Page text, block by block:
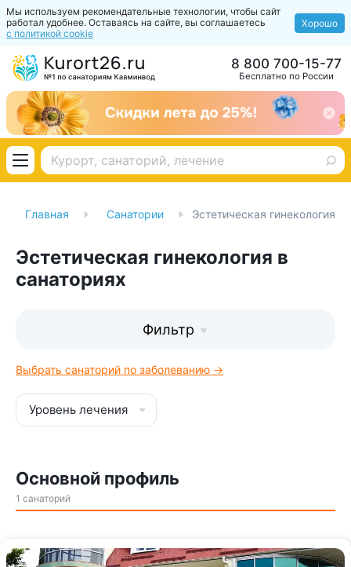
Мы используем рекомендательные технологии, чтобы сайт
работал удобнее. Оставаясь на сайте, вы соглашаетесь
с политикой cookie
Хорошо
Бесплатно по России
8 800 700-15-77
Главная Санатории Эстетическая гинекология
Эстетическая гинекология в
санаториях
Фильтр
Выбрать санаторий по заболеванию →
Уровень лечения
Основной профиль
1 санаторий